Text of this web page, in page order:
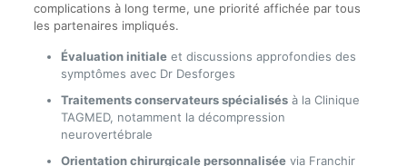
complications à long terme, une priorité affichée par tous
les partenaires impliqués.
Évaluation initialeet discussions approfondies des
symptômes avec Dr Desforges
Traitements conservateurs spécialisésà la Clinique
TAGMED, notamment la décompression
neurovertébrale
Orientation chirurgicale personnaliséevia Franchir